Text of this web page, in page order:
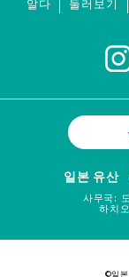
알다 둘러보기
일본 유산
사무국:
하치
©일